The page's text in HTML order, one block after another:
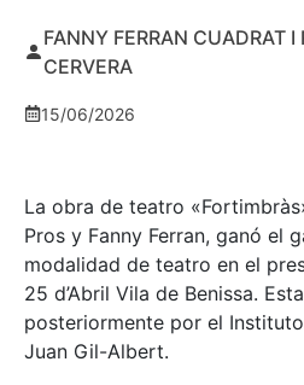
FANNY FERRAN CUADRAT I
CERVERA
15/06/2026
La obra de teatro «
Pros y Fanny Ferran, ganó el
modalidad de teatro en el
25 d’Abril Vila de Benissa.
posteriormente por el
Juan Gil-Albert.